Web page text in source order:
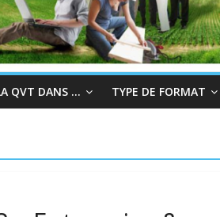
QVT DANS … TYPE DE FORMAT